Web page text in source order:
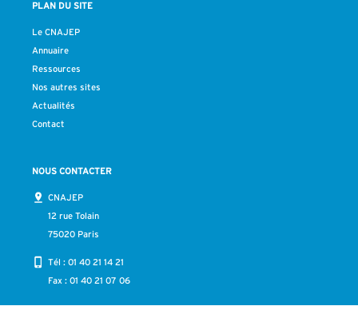
PLAN DU SITE
Le CNAJEP
Annuaire
Ressources
Nos autres sites
Actualités
Contact
NOUS CONTACTER
CNAJEP
12 rue Tolain
75020 Paris
Tél : 01 40 21 14 21
Fax : 01 40 21 07 06